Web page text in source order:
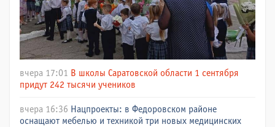
вчера 17:01 В школы Саратовской области 1 сентября
придут 242 тысячи учеников
вчера 16:36 Нацпроекты: в Федоровском районе
оснащают мебелью и техникой три новых медицинских